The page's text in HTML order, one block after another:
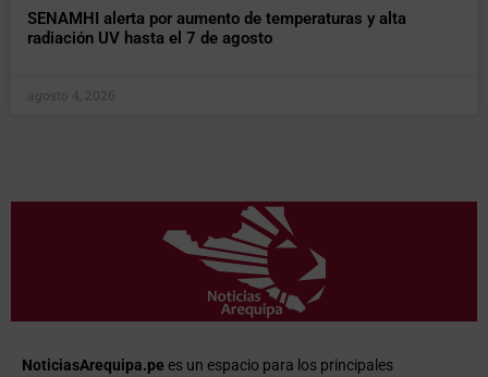
SENAMHI alerta por aumento de temperaturas y alta
radiación UV hasta el 7 de agosto
agosto 4, 2026
NoticiasArequipa.pe es un espacio para los principales